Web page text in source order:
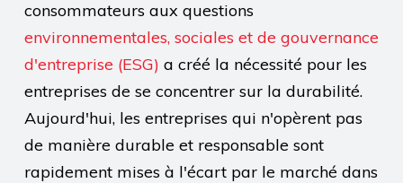
consommateurs aux questions
environnementales, sociales et de gouvernance
d'entreprise (ESG) a créé la nécessité pour les
entreprises de se concentrer sur la durabilité.
Aujourd'hui, les entreprises qui n'opèrent pas
de manière durable et responsable sont
rapidement mises à l'écart par le marché dans